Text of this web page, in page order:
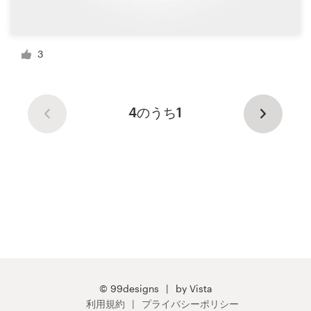
3
4のうち1
© 99designs
by Vista
利用規約
プライバシーポリシー